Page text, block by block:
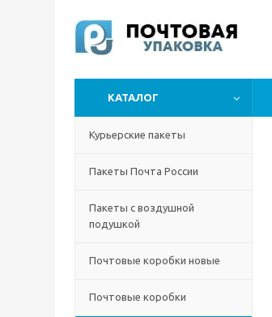
КАТАЛОГ
Курьерские пакеты
Пакеты Почта России
Пакеты с воздушной
подушкой
Почтовые коробки новые
Почтовые коробки